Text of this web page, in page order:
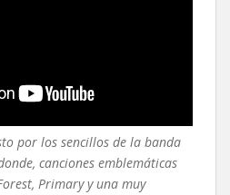
por los sencillos de la banda
canciones emblemáticas
Primary y una muy